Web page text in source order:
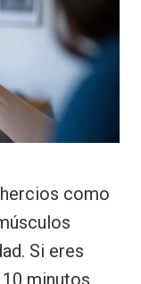
como
Si eres
minutos.